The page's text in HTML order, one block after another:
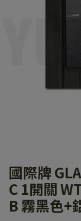
國際牌
C 1開關
B 霧黑色+